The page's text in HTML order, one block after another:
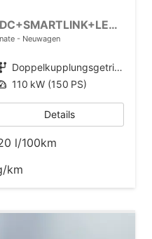
Selection SHZ+KLIMA+PDC+SMARTLINK+LED+16" ALU
Neuwagen
Getriebe
Doppelkupplungsgetriebe (DSG)
Leistung 110 kW (150 PS)
Details
l/100km
km